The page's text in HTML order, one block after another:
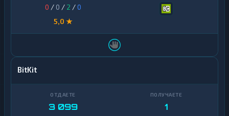
0 / 0 / 2 /0
5,0 ★
BitKit
3 099 1